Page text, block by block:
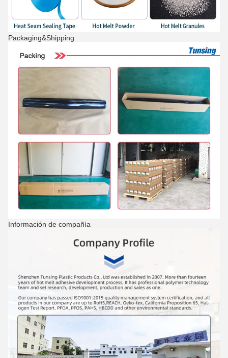
Packaging&Shipping
Información de compañía